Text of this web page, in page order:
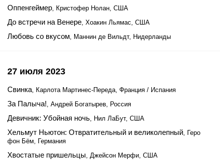
Оппенгеймер, Кристофер Нолан, США
До встречи на Венере, Хоакин Льямас, США
Любовь со вкусом, Маннин де Вильдт, Нидерланды
27 июля 2023
Свинка, Карлота Мартинес-Переда, Франция / Испания
За Палыча!, Андрей Богатырев, Россия
Девичник: Убойная ночь, Нил ЛаБут, США
Хельмут Ньютон: Отвратительный и великолепный, Геро
фон Бём, Германия
Хвостатые пришельцы, Джейсон Мерфи, США